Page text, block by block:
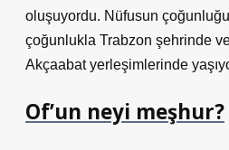
oluşuyordu. Nüfusun
çoğunlukla Trabzon şehrinde
Akçaabat yerleşimlerinde
Of’un neyi meşhur?